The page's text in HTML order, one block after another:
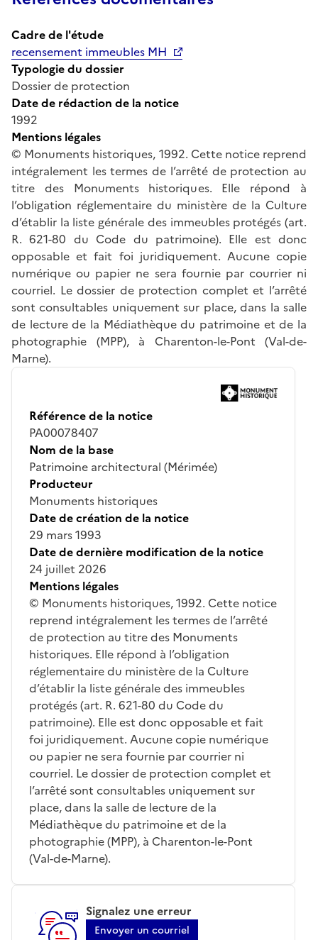
Cadre de l'étude
recensement immeubles MH
Typologie du dossier
Dossier de protection
Date de rédaction de la notice
1992
Mentions légales
© Monuments historiques, 1992. Cette notice reprend
intégralement les termes de l’arrêté de protection au
titre des Monuments historiques. Elle répond à
l’obligation réglementaire du ministère de la Culture
d’établir la liste générale des immeubles protégés (art.
R. 621-80 du Code du patrimoine). Elle est donc
opposable et fait foi juridiquement. Aucune copie
numérique ou papier ne sera fournie par courrier ni
courriel. Le dossier de protection complet et l’arrêté
sont consultables uniquement sur place, dans la salle
de lecture de la Médiathèque du patrimoine et de la
photographie (MPP), à Charenton-le-Pont (Val-de-
Marne).
Référence de la notice
PA00078407
Nom de la base
Patrimoine architectural (Mérimée)
Producteur
Monuments historiques
Date de création de la notice
29 mars 1993
Date de dernière modification de la notice
24 juillet 2026
Mentions légales
© Monuments historiques, 1992. Cette notice
reprend intégralement les termes de l’arrêté
de protection au titre des Monuments
historiques. Elle répond à l’obligation
réglementaire du ministère de la Culture
d’établir la liste générale des immeubles
protégés (art. R. 621-80 du Code du
patrimoine). Elle est donc opposable et fait
foi juridiquement. Aucune copie numérique
ou papier ne sera fournie par courrier ni
courriel. Le dossier de protection complet et
l’arrêté sont consultables uniquement sur
place, dans la salle de lecture de la
Médiathèque du patrimoine et de la
photographie (MPP), à Charenton-le-Pont
(Val-de-Marne).
Signalez une erreur
Envoyer un courriel